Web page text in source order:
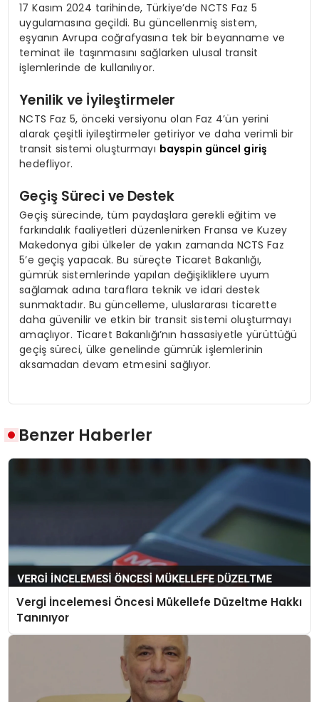
17 Kasım 2024 tarihinde, Türkiye’de NCTS Faz 5
uygulamasına geçildi. Bu güncellenmiş sistem,
eşyanın Avrupa coğrafyasına tek bir beyanname ve
teminat ile taşınmasını sağlarken ulusal transit
işlemlerinde de kullanılıyor.
Yenilik ve İyileştirmeler
NCTS Faz 5, önceki versiyonu olan Faz 4’ün yerini
alarak çeşitli iyileştirmeler getiriyor ve daha verimli bir
transit sistemi oluşturmayı bayspin güncel giriş
hedefliyor.
Geçiş Süreci ve Destek
Geçiş sürecinde, tüm paydaşlara gerekli eğitim ve
farkındalık faaliyetleri düzenlenirken Fransa ve Kuzey
Makedonya gibi ülkeler de yakın zamanda NCTS Faz
5’e geçiş yapacak. Bu süreçte Ticaret Bakanlığı,
gümrük sistemlerinde yapılan değişikliklere uyum
sağlamak adına taraflara teknik ve idari destek
sunmaktadır. Bu güncelleme, uluslararası ticarette
daha güvenilir ve etkin bir transit sistemi oluşturmayı
amaçlıyor. Ticaret Bakanlığı’nın hassasiyetle yürüttüğü
geçiş süreci, ülke genelinde gümrük işlemlerinin
aksamadan devam etmesini sağlıyor.
Benzer Haberler
Vergi İncelemesi Öncesi Mükellefe Düzeltme Hakkı
Tanınıyor